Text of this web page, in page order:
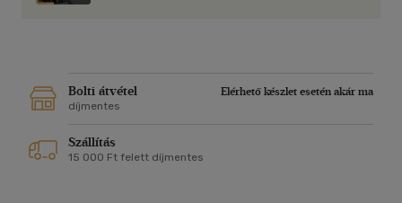
Bolti átvétel
Elérhető készlet esetén akár ma
díjmentes
Szállítás
15 000 Ft felett díjmentes